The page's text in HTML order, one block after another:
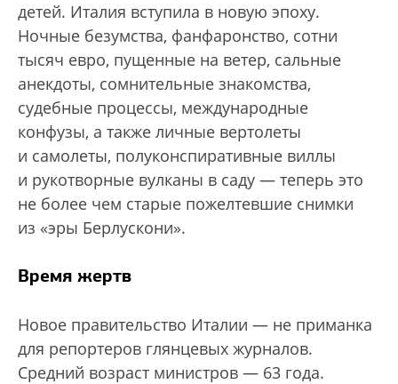
детей. Италия вступила в новую эпоху.
Ночные безумства, фанфаронство, сотни
тысяч евро, пущенные на ветер, сальные
анекдоты, сомнительные знакомства,
судебные процессы, международные
конфузы, а также личные вертолеты
и самолеты, полуконспиративные виллы
и рукотворные вулканы в саду — теперь это
не более чем старые пожелтевшие снимки
из «эры Берлускони».
Время жертв
Новое правительство Италии — не приманка
для репортеров глянцевых журналов.
Средний возраст министров — 63 года.